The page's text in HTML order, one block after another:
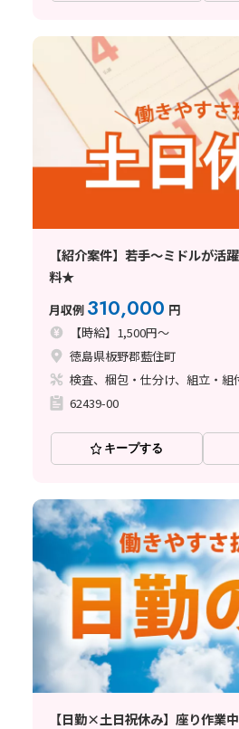
【紹介案件】若手～ミドルが活
料★
月収例 310,000 円
【時給】1,500円～
徳島県板野郡藍住町
62439-00
キープする
【日勤×土日祝休み】座り作業